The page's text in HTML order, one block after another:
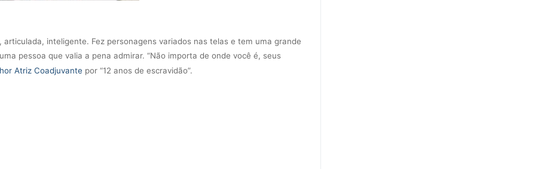
inteligente. Fez personagens variados nas telas e tem uma grande
pessoa que valia a pena admirar. “Não importa de onde você é, seus
Atriz Coadjuvante por “12 anos de escravidão”.